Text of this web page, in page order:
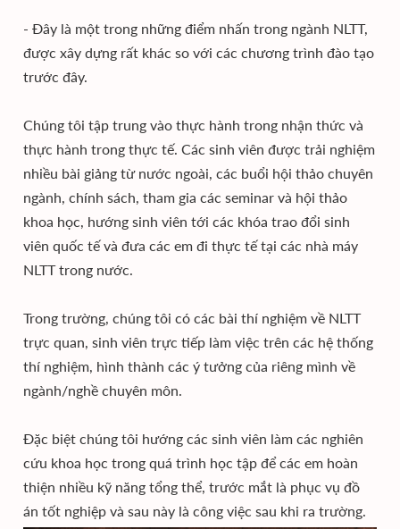
- Đây là một trong những điểm nhấn trong ngành NLTT,
được xây dựng rất khác so với các chương trình đào tạo
trước đây.
Chúng tôi tập trung vào thực hành trong nhận thức và
thực hành trong thực tế. Các sinh viên được trải nghiệm
nhiều bài giảng từ nước ngoài, các buổi hội thảo chuyên
ngành, chính sách, tham gia các seminar và hội thảo
khoa học, hướng sinh viên tới các khóa trao đổi sinh
viên quốc tế và đưa các em đi thực tế tại các nhà máy
NLTT trong nước.
Trong trường, chúng tôi có các bài thí nghiệm về NLTT
trực quan, sinh viên trực tiếp làm việc trên các hệ thống
thí nghiệm, hình thành các ý tưởng của riêng mình về
ngành/nghề chuyên môn.
Đặc biệt chúng tôi hướng các sinh viên làm các nghiên
cứu khoa học trong quá trình học tập để các em hoàn
thiện nhiều kỹ năng tổng thể, trước mắt là phục vụ đồ
án tốt nghiệp và sau này là công việc sau khi ra trường.